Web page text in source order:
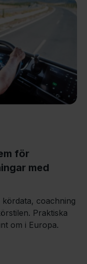
för
med
coachning
Praktiska
om i Europa.